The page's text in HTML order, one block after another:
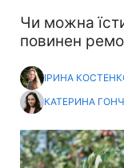
Чи можна
повинен
ІРИНА
КАТЕРИНА